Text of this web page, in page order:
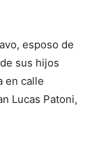
esposo de
sus hijos
en calle
Lucas Patoni,